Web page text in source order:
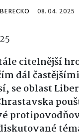
08. 04. 2025
citelnější
dál
se oblast